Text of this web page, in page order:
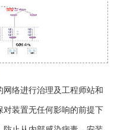
络进行治理及工程师站和
装置无任何影响的前提下